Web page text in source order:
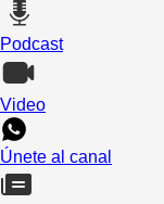
Podcast
Video
Únete al canal